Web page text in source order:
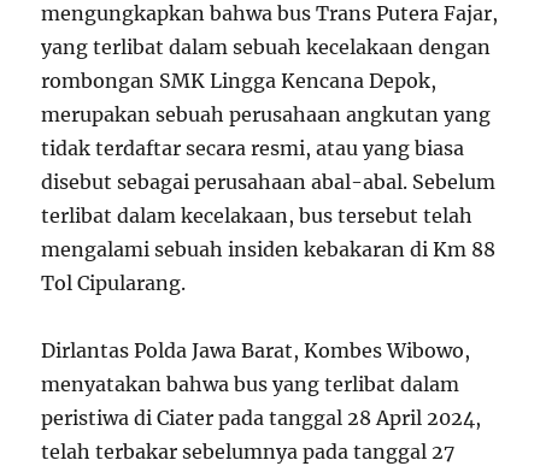
mengungkapkan bahwa bus Trans Putera Fajar,
yang terlibat dalam sebuah kecelakaan dengan
rombongan SMK Lingga Kencana Depok,
merupakan sebuah perusahaan angkutan yang
tidak terdaftar secara resmi, atau yang biasa
disebut sebagai perusahaan abal-abal. Sebelum
terlibat dalam kecelakaan, bus tersebut telah
mengalami sebuah insiden kebakaran di Km 88
Tol Cipularang.
Dirlantas Polda Jawa Barat, Kombes Wibowo,
menyatakan bahwa bus yang terlibat dalam
peristiwa di Ciater pada tanggal 28 April 2024,
telah terbakar sebelumnya pada tanggal 27